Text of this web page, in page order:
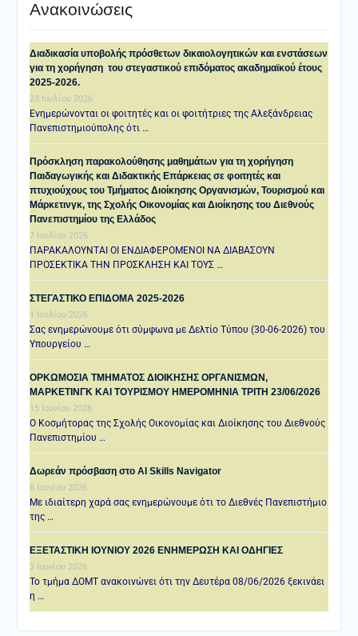
Ανακοινώσεις
Διαδικασία υποβολής πρόσθετων δικαιολογητικών και ενστάσεων
για τη χορήγηση του στεγαστικού επιδόματος ακαδημαϊκού έτους
2025-2026.
23 Ιουλίου 2026
Ενημερώνονται οι φοιτητές και οι φοιτήτριες της Αλεξάνδρειας
Πανεπιστημιούπολης ότι …
Πρόσκληση παρακολούθησης μαθημάτων για τη χορήγηση
Παιδαγωγικής και Διδακτικής Επάρκειας σε φοιτητές και
πτυχιούχους του Τμήματος Διοίκησης Οργανισμών, Τουρισμού και
Μάρκετινγκ, της Σχολής Οικονομίας και Διοίκησης του Διεθνούς
Πανεπιστημίου της Ελλάδος
7 Ιουλίου 2026
ΠΑΡΑΚΑΛΟΥΝΤΑΙ ΟΙ ΕΝΔΙΑΦΕΡΟΜΕΝΟΙ ΝΑ ΔΙΑΒΑΣΟΥΝ
ΠΡΟΣΕΚΤΙΚΑ ΤΗΝ ΠΡΟΣΚΛΗΣΗ ΚΑΙ ΤΟΥΣ …
ΣΤΕΓΑΣΤΙΚΟ ΕΠΙΔΟΜΑ 2025-2026
1 Ιουλίου 2026
Σας ενημερώνουμε ότι σύμφωνα με Δελτίο Τύπου (30-06-2026) του
Υπουργείου …
ΟΡΚΩΜΟΣΙΑ ΤΜΗΜΑΤΟΣ ΔΙΟΙΚΗΣΗΣ ΟΡΓΑΝΙΣΜΩΝ,
ΜΑΡΚΕΤΙΝΓΚ ΚΑΙ ΤΟΥΡΙΣΜΟΥ ΗΜΕΡΟΜΗΝΙΑ TΡΙΤΗ 23/06/2026
15 Ιουνίου 2026
Ο Κοσμήτορας της Σχολής Οικονομίας και Διοίκησης του Διεθνούς
Πανεπιστημίου …
Δωρεάν πρόσβαση στο AI Skills Navigator
8 Ιουνίου 2026
Με ιδιαίτερη χαρά σας ενημερώνουμε ότι το Διεθνές Πανεπιστήμιο
της …
ΕΞΕΤΑΣΤΙΚΗ IOYNIOY 2026 ΕΝΗΜΕΡΩΣΗ ΚΑΙ ΟΔΗΓΙΕΣ
3 Ιουνίου 2026
Το τμήμα ΔΟΜΤ ανακοινώνει ότι την Δευτέρα 08/06/2026 ξεκινάει
η …